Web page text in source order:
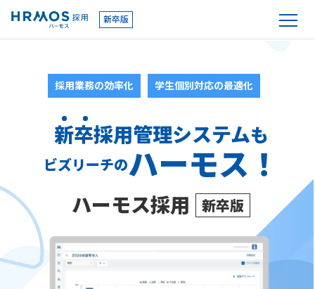
新卒版
採用業務の効率化 学生個別対応の最適化
新卒採用管理システムも
ビズリーチのハーモス！
ハーモス採用 新卒版